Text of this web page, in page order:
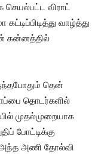
செயல்பட்ட விராட்
வாழ்த்து
கன்னத்தில்
தென்
தொடர்களில்
முதல்முறையாக
போட்டிக்கு
அந்த அணி தோல்வி